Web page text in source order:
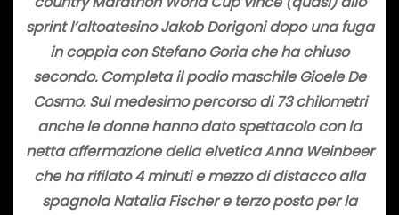
sprint l’altoatesino Jakob Dorigoni dopo una fuga
in coppia con Stefano Goria che ha chiuso
secondo. Completa il podio maschile Gioele De
Cosmo. Sul medesimo percorso di 73 chilometri
anche le donne hanno dato spettacolo con la
netta affermazione della elvetica Anna Weinbeer
che ha rifilato 4 minuti e mezzo di distacco alla
spagnola Natalia Fischer e terzo posto per la